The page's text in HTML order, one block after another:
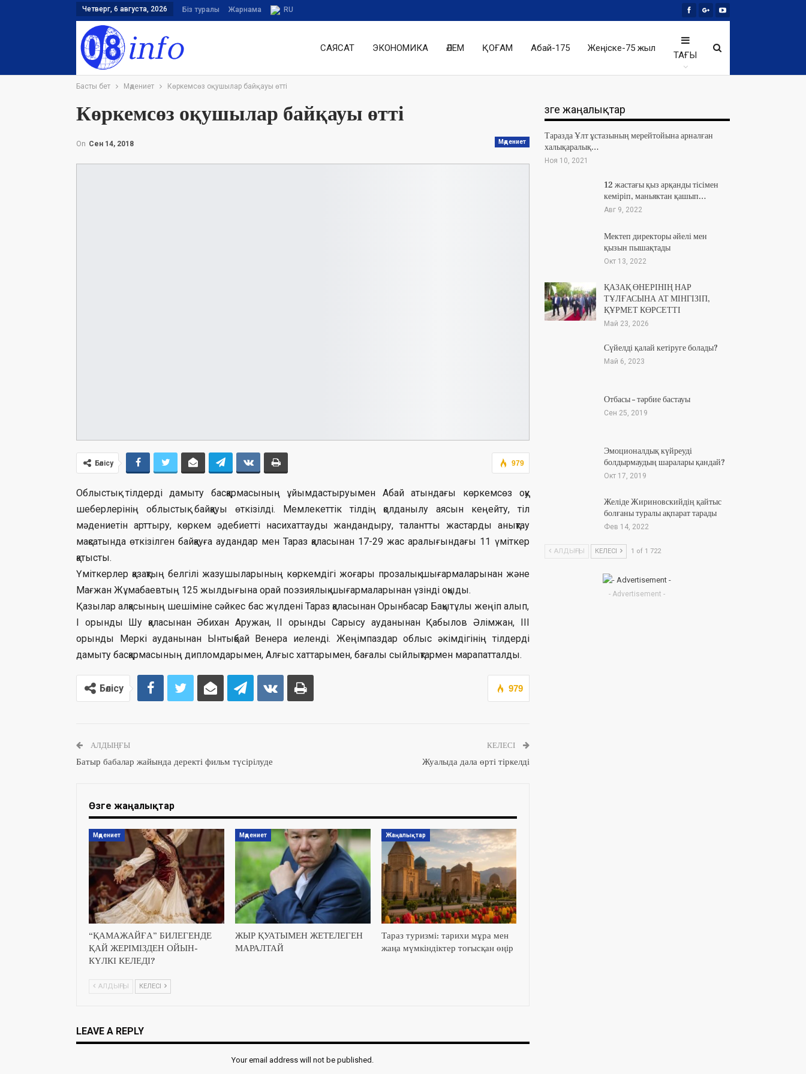
Четверг, 6 августа, 2026 Біз туралы Жарнама RU
САЯСАТ ЭКОНОМИКА ӘЛЕМ ҚОҒАМ Абай-175 Жеңіске-75 жыл
ТАҒЫ
Басты бет Мәдениет Көркемсөз оқушылар байқауы өтті
Көркемсөз оқушылар байқауы өтті
Мәдениет
On Сен 14, 2018
979
Бөлісу
Облыстық тілдерді дамыту басқармасының ұйымдастыруымен Абай атындағы көркемсөз оқу
шеберлерінің облыстық байқауы өткізілді. Мемлекеттік тілдің қолданылу аясын кеңейту, тіл
мәдениетін арттыру, көркем әдебиетті насихаттауды жандандыру, талантты жастарды анықтау
мақсатында өткізілген байқауға аудандар мен Тараз қаласынан 17-29 жас аралығындағы 11 үміткер
қатысты.
Үміткерлер қазақтың белгілі жазушыларының көркемдігі жоғары прозалық шығармаларынан және
Мағжан Жұмабаевтың 125 жылдығына орай поэзиялық шығармаларынан үзінді оқыды.
Қазылар алқасының шешіміне сәйкес бас жүлдені Тараз қаласынан Орынбасар Бақытұлы жеңіп алып,
І орынды Шу қаласынан Әбихан Аружан, ІІ орынды Сарысу ауданынан Қабылов Әлімжан, ІІІ
орынды Меркі ауданынан Ынтықбай Венера иеленді. Жеңімпаздар облыс әкімдігінің тілдерді
дамыту басқармасының дипломдарымен, Алғыс хаттарымен, бағалы сыйлықтармен марапатталды.
979
Бөлісу
АЛДЫҢҒЫ
Батыр бабалар жайында деректі фильм түсірілуде
КЕЛЕСІ
Жуалыда дала өрті тіркелді
Өзге жаңалықтар
Мәдениет
“ҚАМАЖАЙҒА” БИЛЕГЕНДЕ
ҚАЙ ЖЕРІМІЗДЕН ОЙЫН-
КҮЛКІ КЕЛЕДІ?
Мәдениет
ЖЫР ҚУАТЫМЕН ЖЕТЕЛЕГЕН
МАРАЛТАЙ
Жаңалықтар
Тараз туризмі: тарихи мұра мен
жаңа мүмкіндіктер тоғысқан өңір
АЛДЫҢҒЫ КЕЛЕСІ
LEAVE A REPLY
Your email address will not be published.
Өзге жаңалықтар
Таразда Ұлт ұстазының мерейтойына арналған
халықаралық…
Ноя 10, 2021
12 жастағы қыз арқанды тісімен
кеміріп, маньяктан қашып…
Авг 9, 2022
Мектеп директоры әйелі мен
қызын пышақтады
Окт 13, 2022
ҚАЗАҚ ӨНЕРІНІҢ НАР
ТҰЛҒАСЫНА АТ МІНГІЗІП,
ҚҰРМЕТ КӨРСЕТТІ
Май 23, 2026
Сүйелді қалай кетіруге болады?
Май 6, 2023
Отбасы – тәрбие бастауы
Сен 25, 2019
Эмоционалдық күйреуді
болдырмаудың шаралары қандай?
Окт 17, 2019
Желіде Жириновскийдің қайтыс
болғаны туралы ақпарат тарады
Фев 14, 2022
АЛДЫҢҒЫ КЕЛЕСІ 1 of 1 722
- Advertisement -